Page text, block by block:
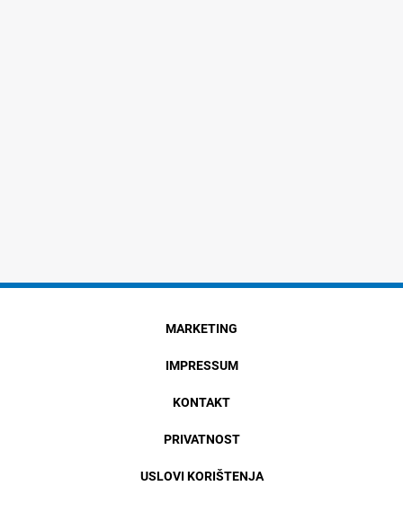
MARKETING
IMPRESSUM
KONTAKT
PRIVATNOST
USLOVI KORIŠTENJA